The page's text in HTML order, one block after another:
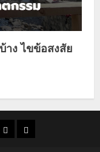
าง ไขข้อสงสัย
ที่
ผู้ชาย